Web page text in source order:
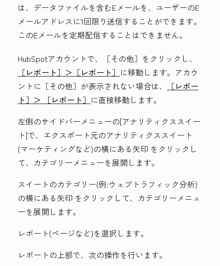
は、データファイルを含むEメールを、ユーザーのE
メールアドレスに1回限り送信することができます。
このEメールを定期配信することはできません。
HubSpotアカウントで、
［その他］をクリックし、
［レポート］＞ ［レポート］ に移動します。アカウ
ントに ［その他］が表示されない場合は、
［レポー
ト］＞
［レポート］ に直接移動します。
左側のサイドバーメニューの[アナリティクススイー
ト]で、エクスポート元のアナリティクススイート
(マーケティングなど)の横にある矢印 をクリックし
て、カテゴリーメニューを展開します。
スイートのカテゴリー(例:ウェブトラフィック分析)
の横にある矢印 をクリックして、カテゴリーメニュ
ーを展開します。
レポート(ページなど)を選択します。
レポートの上部で、次の操作を行います。